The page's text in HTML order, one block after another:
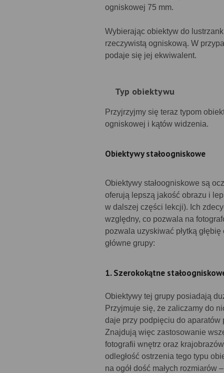
ogniskowej 75 mm.
Wybierając obiektyw do
rzeczywistą ogniskową. W
podaje się jej ekwiwalent.
Typ obiektywu
Przyjrzyjmy się teraz typom
ogniskowej i kątów widzenia.
Obiektywy stałoogniskowe
Obiektywy stałoogniskowe są
oferują lepszą jakość obrazu i
w dalszej części lekcji). Ich
względny, co pozwala na
pozwala uzyskiwać płytką
główne grupy:
1. Szerokokątne
Obiektywy tej grupy posiadają
Przyjmuje się, że zaliczamy do
daje przy podpięciu do aparatów
Znajdują więc zastosowanie
fotografii wnętrz oraz
odległość ostrzenia tego typu
na ogół dość małych